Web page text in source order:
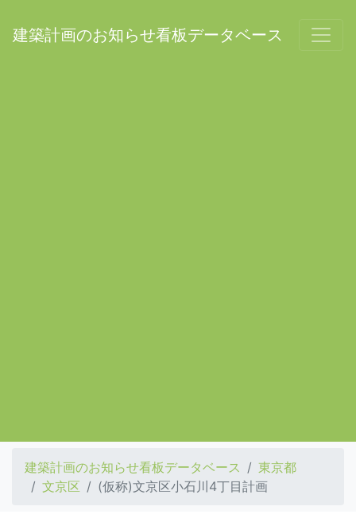
建築計画のお知らせ看板データベース
建築計画のお知らせ看板データベース
東京都
文京区
(仮称)文京区小石川4丁目計画